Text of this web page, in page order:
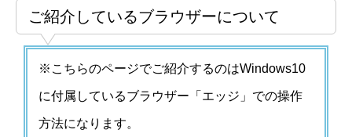
ご紹介しているブラウザーについて
※こちらのページでご紹介するのはWindows10
に付属しているブラウザー「エッジ」での操作
方法になります。